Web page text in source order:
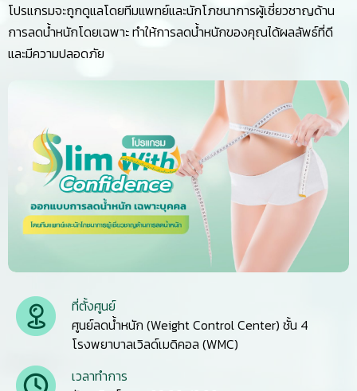
โปรแกรมจะถูกดูแลโดยทีมแพทย์และนักโภชนาการผู้เชี่ยวชาญด้าน
การลดน้ำหนักโดยเฉพาะ ทำให้การลดน้ำหนักของคุณได้ผลลัพธ์ที่ดี
และมีความปลอดภัย
ที่ตั้งศูนย์
ศูนย์ลดน้ำหนัก (Weight Control Center) ชั้น 4
โรงพยาบาลเวิลด์เมดิคอล (WMC)
เวลาทำการ